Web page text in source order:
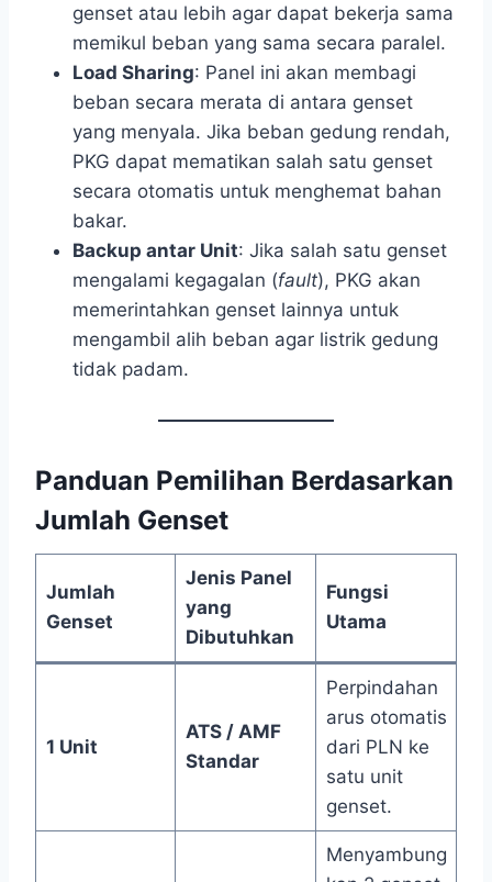
genset atau lebih agar dapat bekerja sama
memikul beban yang sama secara paralel.
Load Sharing: Panel ini akan membagi
beban secara merata di antara genset
yang menyala. Jika beban gedung rendah,
PKG dapat mematikan salah satu genset
secara otomatis untuk menghemat bahan
bakar.
Backup antar Unit: Jika salah satu genset
mengalami kegagalan (fault), PKG akan
memerintahkan genset lainnya untuk
mengambil alih beban agar listrik gedung
tidak padam.
Panduan Pemilihan Berdasarkan
Jumlah Genset
Jumlah
Genset
Jenis Panel
yang
Dibutuhkan
Fungsi
Utama
1 Unit
ATS / AMF
Standar
Perpindahan
arus otomatis
dari PLN ke
satu unit
genset.
Menyambung